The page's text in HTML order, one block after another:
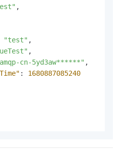
,
"test" ,
,
cn-5yd3aw******" ,
:
1680887085240